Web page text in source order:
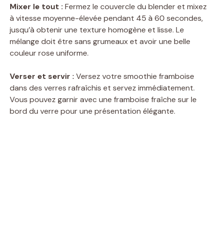
Mixer le tout : Fermez le couvercle du blender et mixez
à vitesse moyenne-élevée pendant 45 à 60 secondes,
jusqu’à obtenir une texture homogène et lisse. Le
mélange doit être sans grumeaux et avoir une belle
couleur rose uniforme.
Verser et servir : Versez votre smoothie framboise
dans des verres rafraîchis et servez immédiatement.
Vous pouvez garnir avec une framboise fraîche sur le
bord du verre pour une présentation élégante.